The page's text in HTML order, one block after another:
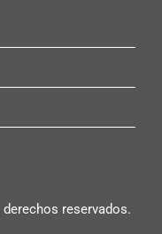
reservados.